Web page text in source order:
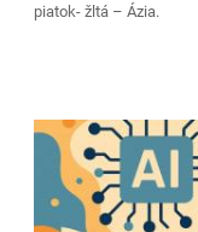
piatok- žltá – Ázia.